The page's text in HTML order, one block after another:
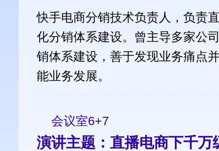
快手电商分销技术负责人，负责
化分销体系建设。曾主导多家公
销体系建设，善于发现业务痛点
能业务发展。
会议室6+7
演讲主题：直播电商下千万